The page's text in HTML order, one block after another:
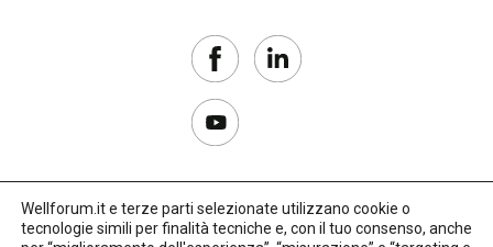
Copyright 2017–2026
Wellforum.it e terze parti selezionate utilizzano cookie o
tecnologie simili per finalità tecniche e, con il tuo consenso, anche